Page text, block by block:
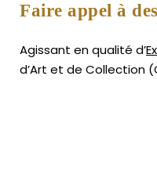
Faire appel à
Agissant en qualité d’
d’Art et de Collection